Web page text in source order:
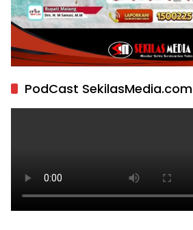
PodCast SekilasMedia.com